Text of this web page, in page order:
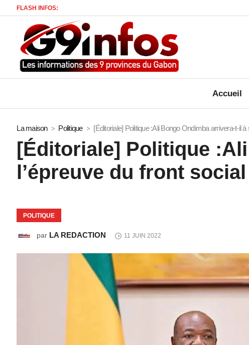
FLASH INFOS: Affaire
Accueil
La maison Politique [Éditoriale] Politique :Ali Bongo Ondimba arrivera-t-il
[Éditoriale] Politique
l’épreuve du front
POLITIQUE
par LA REDACTION 11 JUIN 2022